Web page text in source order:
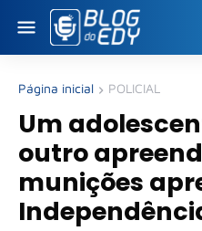
Página inicial POLICIAL
Um
outro
munições